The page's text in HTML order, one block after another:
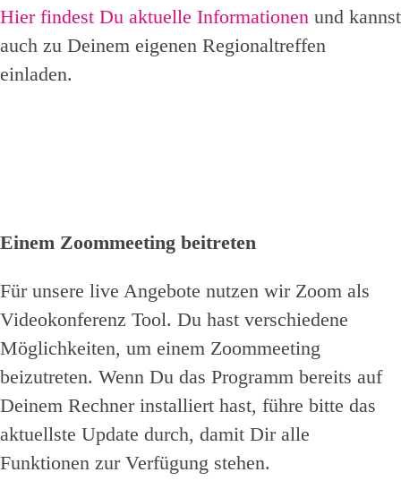
Hier findest Du aktuelle Informationen und kannst
auch zu Deinem eigenen Regionaltreffen
einladen.
Einem Zoommeeting beitreten
Für unsere live Angebote nutzen wir Zoom als
Videokonferenz Tool. Du hast verschiedene
Möglichkeiten, um einem Zoommeeting
beizutreten. Wenn Du das Programm bereits auf
Deinem Rechner installiert hast, führe bitte das
aktuellste Update durch, damit Dir alle
Funktionen zur Verfügung stehen.